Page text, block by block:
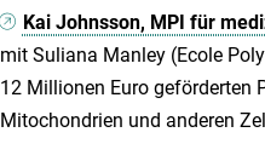
Kai Johnsson, MPI für
mit Suliana Manley (Ecole
12 Millionen Euro geförderten
Mitochondrien und anderen